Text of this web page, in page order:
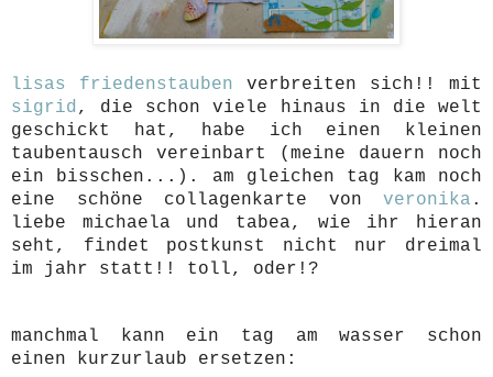
lisas friedenstauben verbreiten sich!! mit
sigrid, die schon viele hinaus in die welt
geschickt hat, habe ich einen kleinen
taubentausch vereinbart (meine dauern noch
ein bisschen...). am gleichen tag kam noch
eine schöne collagenkarte von veronika .
liebe michaela und tabea, wie ihr hieran
seht, findet postkunst nicht nur dreimal
im jahr statt!! toll, oder!?
manchmal kann ein tag am wasser schon
einen kurzurlaub ersetzen: